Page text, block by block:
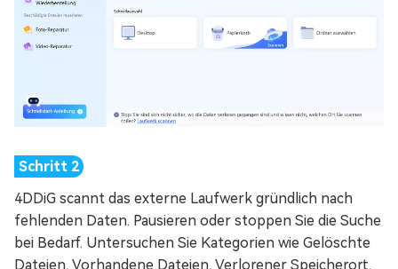
4DDiG scannt das externe Laufwerk gründlich nach
fehlenden Daten. Pausieren oder stoppen Sie die Suche
bei Bedarf. Untersuchen Sie Kategorien wie Gelöschte
Dateien, Vorhandene Dateien, Verlorener Speicherort,